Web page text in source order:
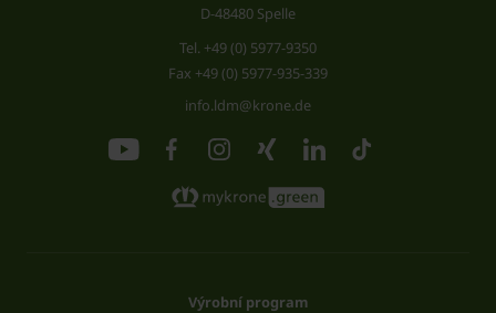
D-48480 Spelle
Tel. +49 (0) 5977-9350
Fax +49 (0) 5977-935-339
info.ldm@krone.de
Výrobní program